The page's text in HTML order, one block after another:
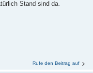
Stand sind da.
Rufe den Beitrag auf